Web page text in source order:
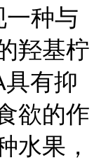
一种与
羟基柠
有抑
欲的作
水果，